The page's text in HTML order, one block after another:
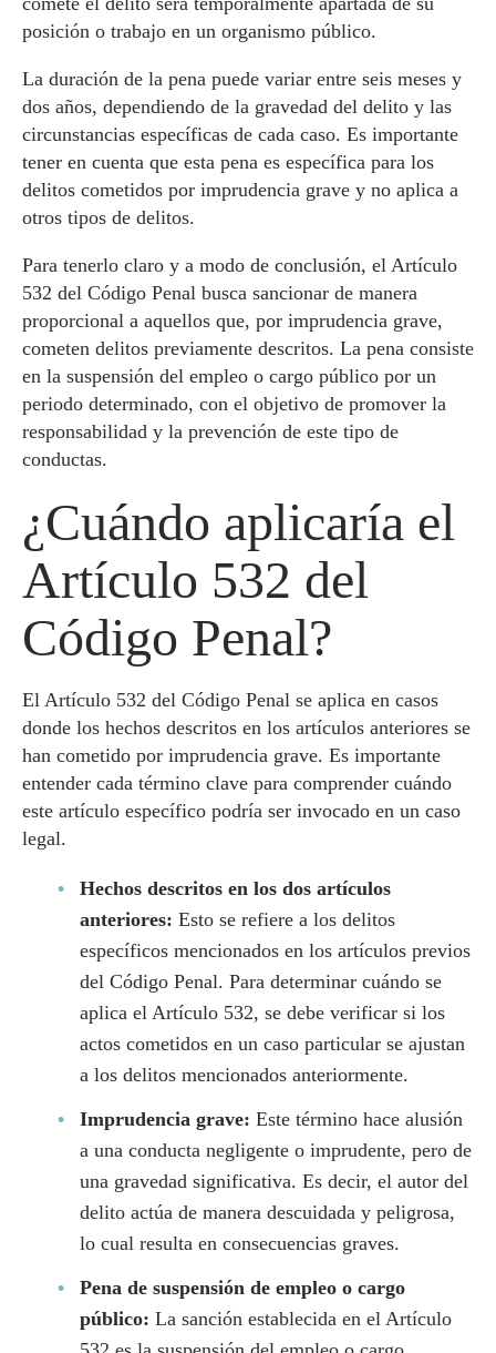
posición o trabajo en un organismo público.
La duración de la pena puede variar entre seis meses y
dos años, dependiendo de la gravedad del delito y las
circunstancias específicas de cada caso. Es importante
tener en cuenta que esta pena es específica para los
delitos cometidos por imprudencia grave y no aplica a
otros tipos de delitos.
Para tenerlo claro y a modo de conclusión, el Artículo
532 del Código Penal busca sancionar de manera
proporcional a aquellos que, por imprudencia grave,
cometen delitos previamente descritos. La pena consiste
en la suspensión del empleo o cargo público por un
periodo determinado, con el objetivo de promover la
responsabilidad y la prevención de este tipo de
conductas.
¿Cuándo aplicaría el
Artículo 532 del
Código Penal?
El Artículo 532 del Código Penal se aplica en casos
donde los hechos descritos en los artículos anteriores se
han cometido por imprudencia grave. Es importante
entender cada término clave para comprender cuándo
este artículo específico podría ser invocado en un caso
legal.
Hechos descritos en los dos artículos
anteriores: Esto se refiere a los delitos
específicos mencionados en los artículos previos
del Código Penal. Para determinar cuándo se
aplica el Artículo 532, se debe verificar si los
actos cometidos en un caso particular se ajustan
a los delitos mencionados anteriormente.
Imprudencia grave: Este término hace alusión
a una conducta negligente o imprudente, pero de
una gravedad significativa. Es decir, el autor del
delito actúa de manera descuidada y peligrosa,
lo cual resulta en consecuencias graves.
Pena de suspensión de empleo o cargo
público: La sanción establecida en el Artículo